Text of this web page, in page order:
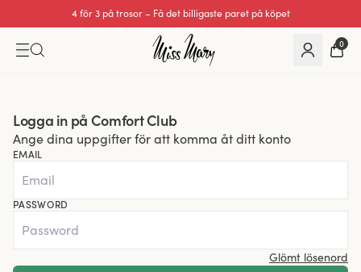
4 för 3 på trosor – Få det billigaste paret på köpet
0
Logga in på Comfort Club
Ange dina uppgifter för att komma åt ditt konto
EMAIL
PASSWORD
Glömt lösenord